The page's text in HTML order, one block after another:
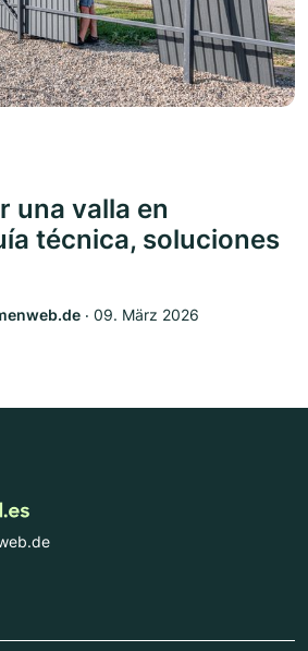
una valla en
técnica, soluciones
‧ 09. März 2026